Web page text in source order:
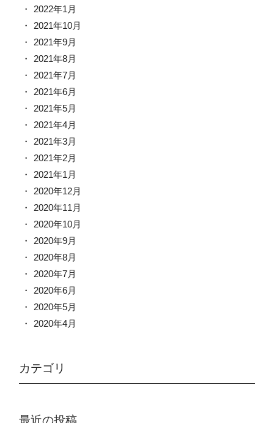
2022年1月
2021年10月
2021年9月
2021年8月
2021年7月
2021年6月
2021年5月
2021年4月
2021年3月
2021年2月
2021年1月
2020年12月
2020年11月
2020年10月
2020年9月
2020年8月
2020年7月
2020年6月
2020年5月
2020年4月
カテゴリ
最近の投稿